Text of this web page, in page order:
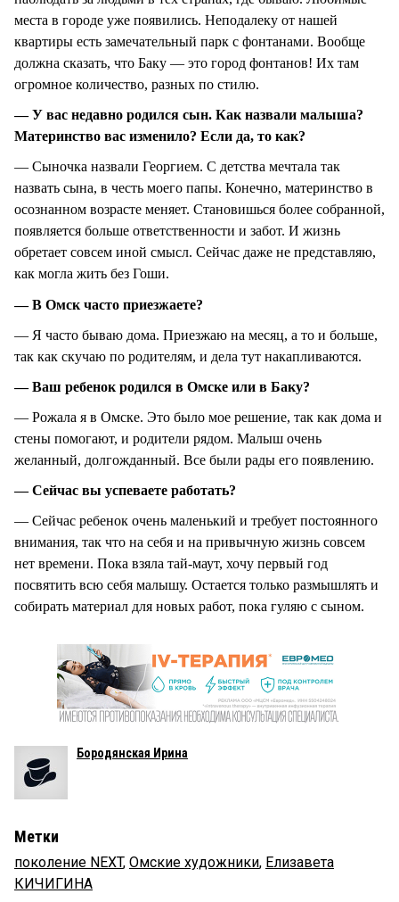
места в городе уже появились. Неподалеку от нашей
квартиры есть замечательный парк с фонтанами. Вообще
должна сказать, что Баку — это город фонтанов! Их там
огромное количество, разных по стилю.
— У вас недавно родился сын. Как назвали малыша?
Материнство вас изменило? Если да, то как?
— Сыночка назвали Георгием. С детства мечтала так
назвать сына, в честь моего папы. Конечно, материнство в
осознанном возрасте меняет. Становишься более собранной,
появляется больше ответственности и забот. И жизнь
обретает совсем иной смысл. Сейчас даже не представляю,
как могла жить без Гоши.
— В Омск часто приезжаете?
— Я часто бываю дома. Приезжаю на месяц, а то и больше,
так как скучаю по родителям, и дела тут накапливаются.
— Ваш ребенок родился в Омске или в Баку?
— Рожала я в Омске. Это было мое решение, так как дома и
стены помогают, и родители рядом. Малыш очень
желанный, долгожданный. Все были рады его появлению.
— Сейчас вы успеваете работать?
— Сейчас ребенок очень маленький и требует постоянного
внимания, так что на себя и на привычную жизнь совсем
нет времени. Пока взяла тай-маут, хочу первый год
посвятить всю себя малышу. Остается только размышлять и
собирать материал для новых работ, пока гуляю с сыном.
Бородянская Ирина
Метки
поколение NEXT, Омские художники, Елизавета
КИЧИГИНА